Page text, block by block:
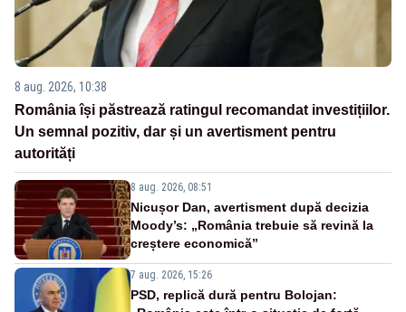
8 aug. 2026, 10:38
România își păstrează ratingul recomandat investițiilor.
Un semnal pozitiv, dar și un avertisment pentru
autorități
8 aug. 2026, 08:51
Nicușor Dan, avertisment după decizia
Moody’s: „România trebuie să revină la
creștere economică”
7 aug. 2026, 15:26
PSD, replică dură pentru Bolojan: